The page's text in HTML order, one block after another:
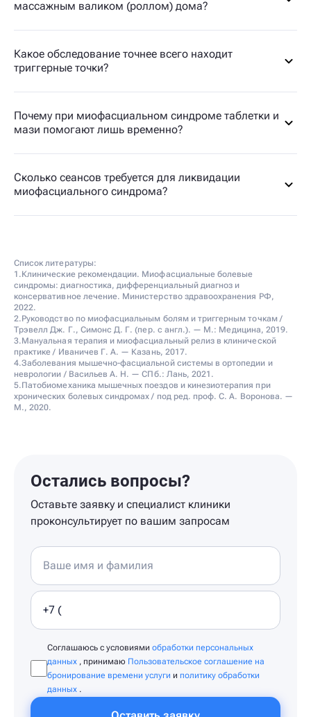
массажным валиком (роллом) дома?
Какое обследование точнее всего находит
триггерные точки?
Почему при миофасциальном синдроме таблетки и
мази помогают лишь временно?
Сколько сеансов требуется для ликвидации
миофасциального синдрома?
Список литературы:
1.Клинические рекомендации. Миофасциальные болевые
синдромы: диагностика, дифференциальный диагноз и
консервативное лечение. Министерство здравоохранения РФ,
2022.
2.Руководство по миофасциальным болям и триггерным точкам /
Трэвелл Дж. Г., Симонс Д. Г. (пер. с англ.). — М.: Медицина, 2019.
3.Мануальная терапия и миофасциальный релиз в клинической
практике / Иваничев Г. А. — Казань, 2017.
4.Заболевания мышечно-фасциальной системы в ортопедии и
неврологии / Васильев А. Н. — СПб.: Лань, 2021.
5.Патобиомеханика мышечных поездов и кинезиотерапия при
хронических болевых синдромах / под ред. проф. С. А. Воронова. —
М., 2020.
Остались вопросы?
Оставьте заявку и специалист клиники
проконсультирует по вашим запросам
Соглашаюсь с условиями обработки персональных
данных , принимаю Пользовательское соглашение на
бронирование времени услуги и политику обработки
данных .